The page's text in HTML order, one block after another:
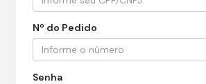
Nº do Pedido
Senha